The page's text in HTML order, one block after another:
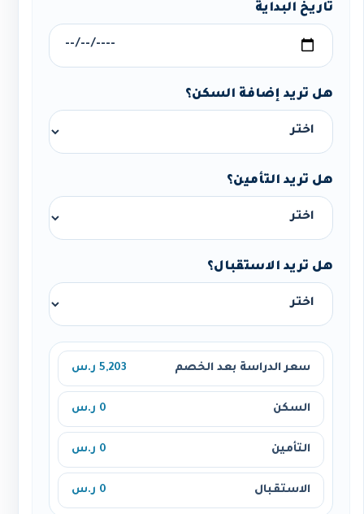
تاريخ البداية
هل تريد إضافة السكن؟
هل تريد التأمين؟
هل تريد الاستقبال؟
سعر الدراسة بعد الخصم 5,203 ر.س
السكن 0 ر.س
التأمين 0 ر.س
الاستقبال 0 ر.س